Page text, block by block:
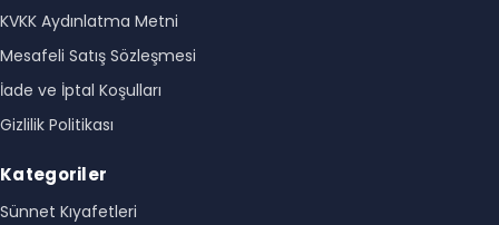
KVKK Aydınlatma Metni
Mesafeli Satış Sözleşmesi
İade ve İptal Koşulları
Gizlilik Politikası
Kategoriler
Sünnet Kıyafetleri